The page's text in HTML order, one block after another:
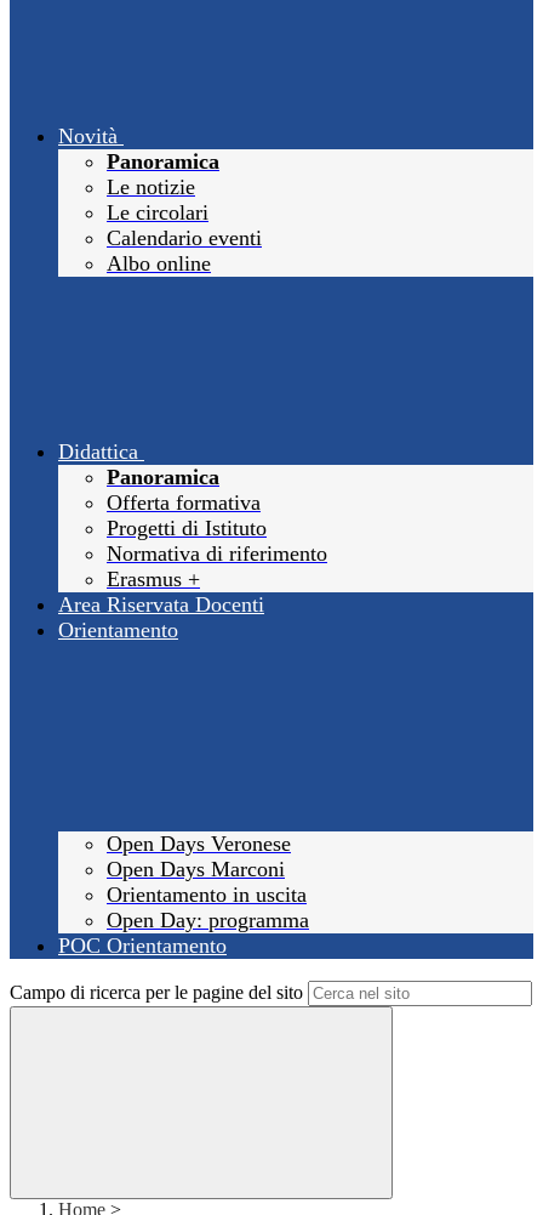
Novità
Panoramica
Le notizie
Le circolari
Calendario eventi
Albo online
Didattica
Panoramica
Offerta formativa
Progetti di Istituto
Normativa di riferimento
Erasmus +
Area Riservata Docenti
Orientamento
Open Days Veronese
Open Days Marconi
Orientamento in uscita
Open Day: programma
POC Orientamento
Campo di ricerca per le pagine del sito
Home >